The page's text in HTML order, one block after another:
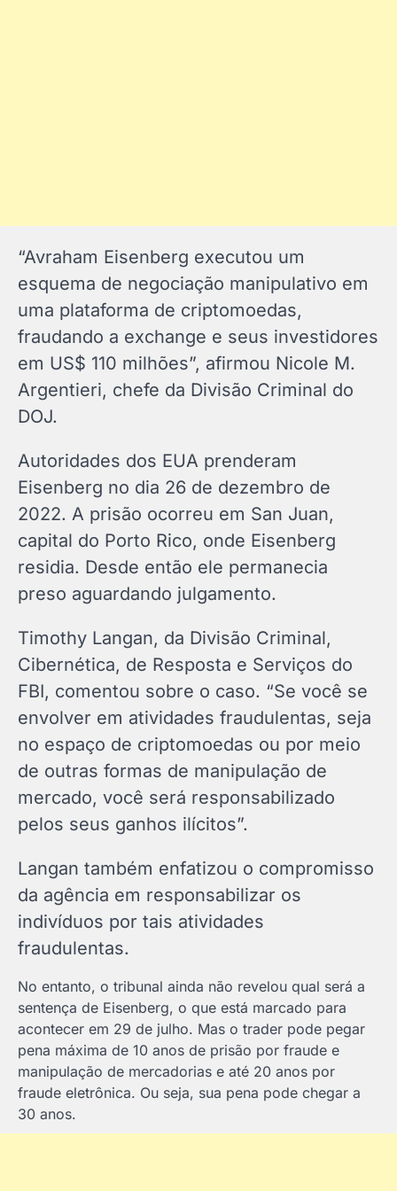
“Avraham Eisenberg executou um
esquema de negociação manipulativo em
uma plataforma de criptomoedas,
fraudando a exchange e seus investidores
em US$ 110 milhões”, afirmou Nicole M.
Argentieri, chefe da Divisão Criminal do
DOJ.
Autoridades dos EUA prenderam
Eisenberg no dia 26 de dezembro de
2022. A prisão ocorreu em San Juan,
capital do Porto Rico, onde Eisenberg
residia. Desde então ele permanecia
preso aguardando julgamento.
Timothy Langan, da Divisão Criminal,
Cibernética, de Resposta e Serviços do
FBI, comentou sobre o caso. “Se você se
envolver em atividades fraudulentas, seja
no espaço de criptomoedas ou por meio
de outras formas de manipulação de
mercado, você será responsabilizado
pelos seus ganhos ilícitos”.
Langan também enfatizou o compromisso
da agência em responsabilizar os
indivíduos por tais atividades
fraudulentas.
No entanto, o tribunal ainda não revelou qual será a
sentença de Eisenberg, o que está marcado para
acontecer em 29 de julho. Mas o trader pode pegar
pena máxima de 10 anos de prisão por fraude e
manipulação de mercadorias e até 20 anos por
fraude eletrônica. Ou seja, sua pena pode chegar a
30 anos.